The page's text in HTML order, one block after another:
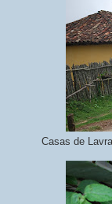
Casas de